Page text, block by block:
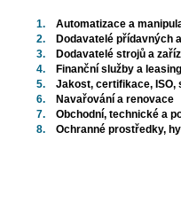
1.
Automatizace a
2.
Dodavatelé přídavných
3.
Dodavatelé strojů a
4.
Finanční služby a leasing
5.
Jakost, certifikace, ISO,
6.
Navařování a renovace
7.
Obchodní, technické a
8.
Ochranné prostředky,